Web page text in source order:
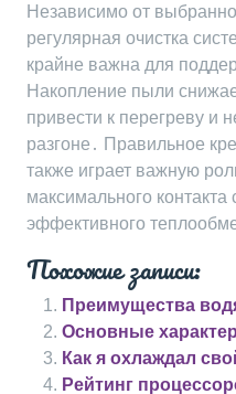
Независимо от
регулярная очистка
крайне важна для
Накопление пыли
привести к перегреву и
разгоне․ Правильное
также играет важную
максимального
эффективного
Похожие записи:
Преимущества
Основные
Как я охлаждал
Рейтинг